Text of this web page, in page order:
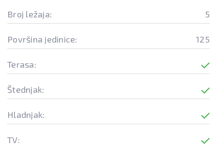
Broj ležaja: 5
Površina jedinice: 125
Terasa:
Štednjak:
Hladnjak:
TV: